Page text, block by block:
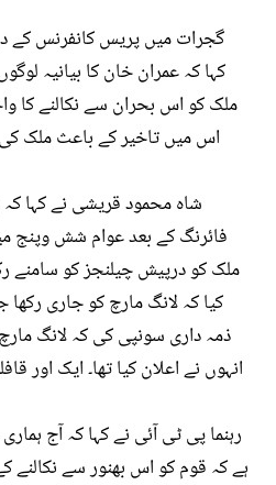
گجرات میں پریس کانفرنس کے
کہا کہ عمران خان کا بیانیہ
ملک کو اس بحران سے نکالنے کا
اس میں تاخیر کے باعث ملک
شاہ محمود قریشی نے کہا کہ
فائرنگ کے بعد عوام شش وپنج
ملک کو درپیش چیلنجز کو سامنے
کیا کہ لانگ مارچ کو جاری رکھا
ذمہ داری سونپی کی کہ لانگ
انہوں نے اعلان کیا تھا۔ ایک اور
رہنما پی ٹی آئی نے کہا کہ آج
ہے کہ قوم کو اس بھنور سے نکالنے